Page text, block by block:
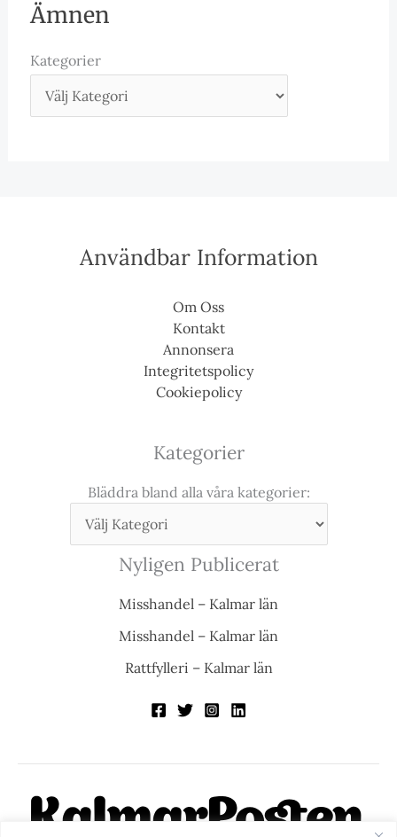
Ämnen
Kategorier
Användbar Information
Om Oss
Kontakt
Annonsera
Integritetspolicy
Cookiepolicy
Kategorier
Bläddra bland alla våra kategorier:
Nyligen Publicerat
Misshandel – Kalmar län
Misshandel – Kalmar län
Rattfylleri – Kalmar län